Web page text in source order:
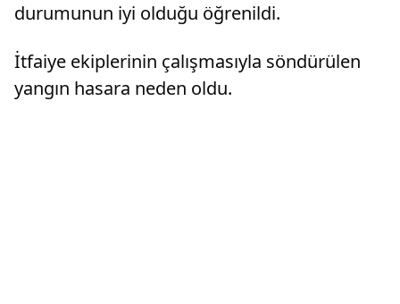
durumunun iyi olduğu öğrenildi.
İtfaiye ekiplerinin çalışmasıyla söndürülen
yangın hasara neden oldu.